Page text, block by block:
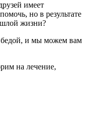
имеет
но в результате
жизни?
бедой, и мы можем вам
на лечение,